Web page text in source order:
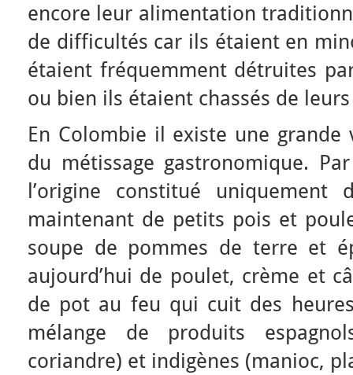
encore leur alimentation
de difficultés car ils étaient en
étaient fréquemment détruites
ou bien ils étaient chassés de
En Colombie il existe une
du métissage gastronomique.
l’origine constitué
maintenant de petits pois et
soupe de pommes de terre et
aujourd’hui de poulet, crème et
de pot au feu qui cuit des
mélange de produits
coriandre) et indigènes (manioc,